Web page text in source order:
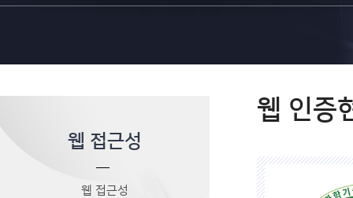
웹 접근성
웹 접근성
웹 인증